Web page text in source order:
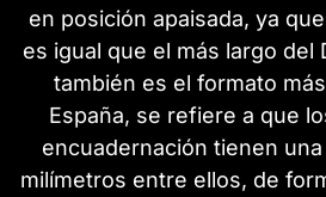
en posición apaisada, ya
es igual que el más largo del
también es el formato
España, se refiere a que
encuadernación tienen
milímetros entre ellos, de